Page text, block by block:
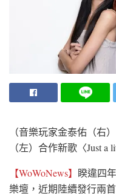
（音樂玩家金泰佑（右
（左）合作新歌〈Just a
【WoWoNews】 睽違四
樂壇，近期陸續發行兩首